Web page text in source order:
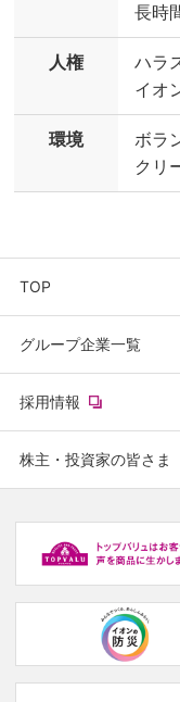
長時
人権
ハラ
イオ
環境
ボラ
クリ
TOP
グループ企業一覧
採用情報(new
株主・投資家の皆さま